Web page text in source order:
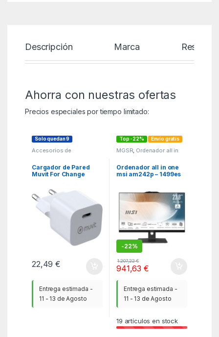
Descripción Marca Reseñas
Ahorra con nuestras ofertas
Precios especiales por tiempo limitado:
Solo quedan 9
Accesorios de
KSA
Cargador de Pared
Muvit For Change
Tipo-C/ 20W
22,49€
Entrega estimada -
11 - 13 de Agosto
Top -22% Envío gratis
MGSR, Ordenador all in
Ordenador all in one
msi am242p – 1499es
pulgadas fhd – w11h
negro
-22%
1.207,22€
941,63€
Entrega estimada -
11 - 13 de Agosto
19 artículos en stock